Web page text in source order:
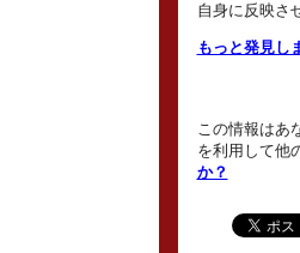
自身に反映さ
もっと発見し
この情報はあ
を利用して他
か？